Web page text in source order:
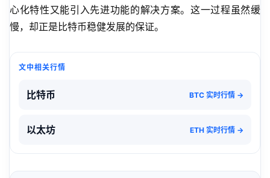
心化特性又能引入先进功能的解决方案。这一过程虽然缓
慢，却正是比特币稳健发展的保证。
文中相关行情
比特币 BTC 实时行情 →
以太坊 ETH 实时行情 →